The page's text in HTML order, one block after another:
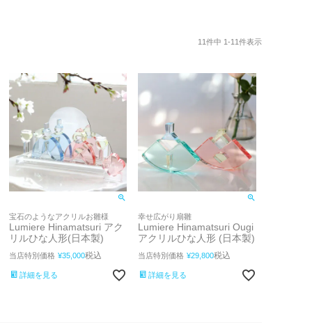
11 件中 1 -11 件表示
宝石のようなアクリルお雛様
Lumiere Hinamatsuri アク
リルひな人形(日本製)
当店特別価格 ¥35,000税込
詳細を見る
幸せ広がり扇雛
Lumiere Hinamatsuri Ougi
アクリルひな人形 (日本製)
当店特別価格 ¥29,800税込
詳細を見る